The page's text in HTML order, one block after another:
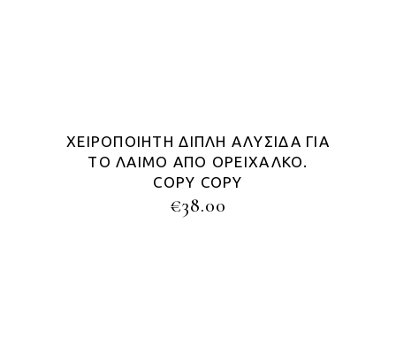
ΧΕΙΡΟΠΟΊΗΤΗ ΔΙΠΛΉ ΑΛΥΣΊΔΑ ΓΙΑ
ΤΟ ΛΑΙΜΌ ΑΠΌ ΟΡΕΊΧΑΛΚΟ.
COPY COPY
€38.00